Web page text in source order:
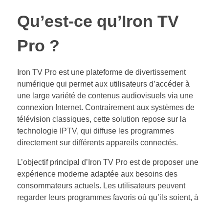
Qu’est-ce qu’Iron TV
Pro ?
Iron TV Pro est une plateforme de divertissement
numérique qui permet aux utilisateurs d’accéder à
une large variété de contenus audiovisuels via une
connexion Internet. Contrairement aux systèmes de
télévision classiques, cette solution repose sur la
technologie IPTV, qui diffuse les programmes
directement sur différents appareils connectés.
L’objectif principal d’Iron TV Pro est de proposer une
expérience moderne adaptée aux besoins des
consommateurs actuels. Les utilisateurs peuvent
regarder leurs programmes favoris où qu’ils soient, à